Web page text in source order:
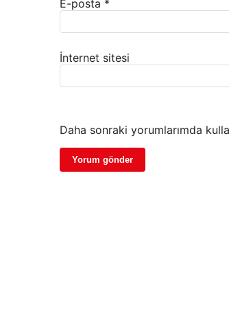
E-posta *
İnternet sitesi
Daha sonraki yorumlarımda